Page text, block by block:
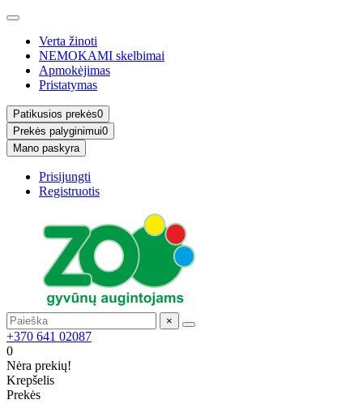
Verta žinoti
NEMOKAMI skelbimai
Apmokėjimas
Pristatymas
Patikusios prekės0
Prekės palyginimui0
Mano paskyra
Prisijungti
Registruotis
×
+370 641 02087
0
Nėra prekių!
Krepšelis
Prekės